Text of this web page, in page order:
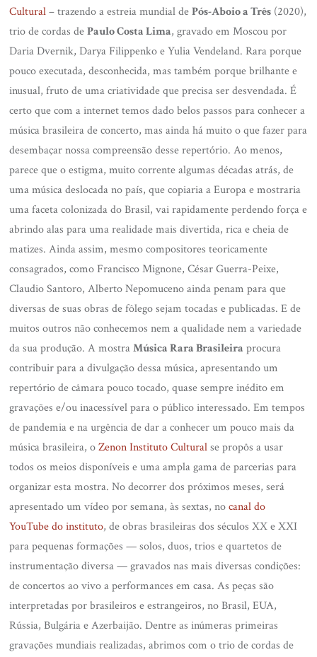
Cultural– trazendo a estreia mundial dePós-Aboio a Três (2020),
trio de cordas dePaulo Costa Lima, gravado em Moscou por
Daria Dvernik, Darya Filippenko e Yulia Vendeland. Rara porque
pouco executada, desconhecida, mas também porque brilhante e
inusual, fruto de uma criatividade que precisa ser desvendada. É
certo que com a internet temos dado belos passos para conhecer a
música brasileira de concerto, mas ainda há muito o que fazer para
desembaçar nossa compreensão desse repertório. Ao menos,
parece que o estigma, muito corrente algumas décadas atrás, de
uma música deslocada no país, que copiaria a Europa e mostraria
uma faceta colonizada do Brasil, vai rapidamente perdendo força e
abrindo alas para uma realidade mais divertida, rica e cheia de
matizes. Ainda assim, mesmo compositores teoricamente
consagrados, como Francisco Mignone, César Guerra-Peixe,
Claudio Santoro, Alberto Nepomuceno ainda penam para que
diversas de suas obras de fôlego sejam tocadas e publicadas. E de
muitos outros não conhecemos nem a qualidade nem a variedade
da sua produção. A mostraMúsica Rara Brasileira procura
contribuir para a divulgação dessa música, apresentando um
repertório de câmara pouco tocado, quase sempre inédito em
gravações e/ou inacessível para o público interessado. Em tempos
de pandemia e na urgência de dar a conhecer um pouco mais da
música brasileira, oZenon Instituto Culturalse propôs a usar
todos os meios disponíveis e uma ampla gama de parcerias para
organizar esta mostra. No decorrer dos próximos meses, será
apresentado um vídeo por semana, às sextas, nocanal do
YouTube do instituto, de obras brasileiras dos séculos XX e XXI
para pequenas formações — solos, duos, trios e quartetos de
instrumentação diversa — gravados nas mais diversas condições:
de concertos ao vivo a performances em casa. As peças são
interpretadas por brasileiros e estrangeiros, no Brasil, EUA,
Rússia, Bulgária e Azerbaijão. Dentre as inúmeras primeiras
gravações mundiais realizadas, abrimos com o trio de cordas de